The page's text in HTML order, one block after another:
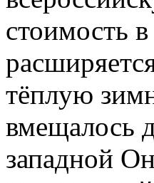
стоимость
тёплую
вмещалось
западной